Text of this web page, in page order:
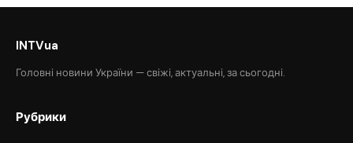
INTVua
Головні новини України — свіжі, актуальні, за сьогодні.
Рубрики